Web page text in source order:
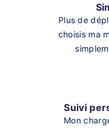
Plus de
choisis ma
Suivi
Mon